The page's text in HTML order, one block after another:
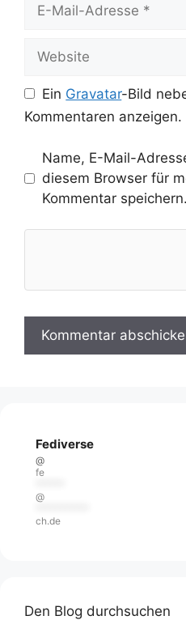
Website
Ein Gravatar-Bild
Kommentaren anzeigen.
Name, E-Mail-
diesem Browser für
Kommentar speichern.
Fediverse
@
fe
@
ch.de
Den Blog durchsuchen